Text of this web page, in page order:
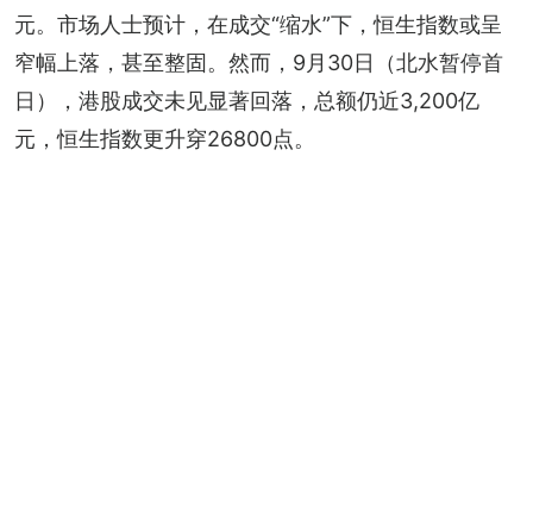
元。市场人士预计，在成交“缩水”下，恒生指数或呈
窄幅上落，甚至整固。然而，9月30日（北水暂停首
日），港股成交未见显著回落，总额仍近3,200亿
元，恒生指数更升穿26800点。